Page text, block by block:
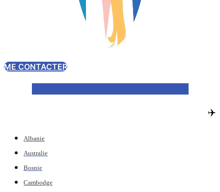
ME CONTACTER
✈️
Albanie
Australie
Bosnie
Cambodge